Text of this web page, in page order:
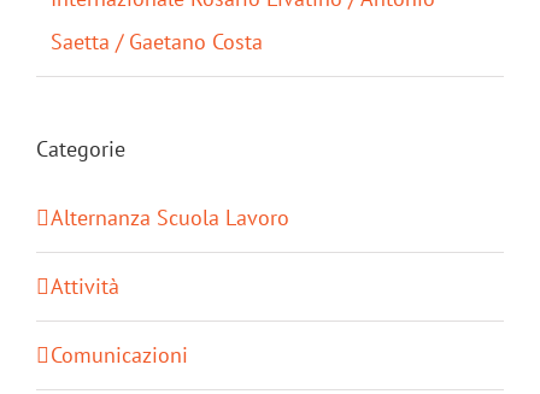
Saetta / Gaetano Costa
Categorie
Alternanza Scuola Lavoro
Attività
Comunicazioni